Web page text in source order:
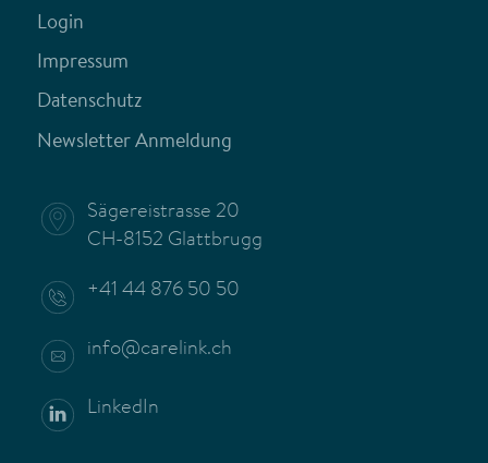
Login
Impressum
Datenschutz
Newsletter Anmeldung
Sägereistrasse 20
CH-8152 Glattbrugg
+41 44 876 50 50
info@carelink.ch
LinkedIn